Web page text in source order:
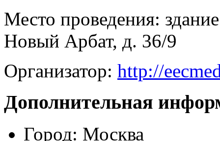
Место проведения:
Новый Арбат, д. 36/9
Организатор: http://
Дополнительная
Город: Москва